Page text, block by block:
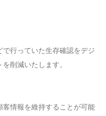
行っていた生存確認をデジ
削減いたします。
情報を維持することが可能